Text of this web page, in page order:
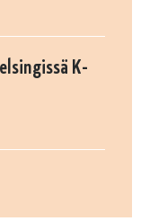
K-